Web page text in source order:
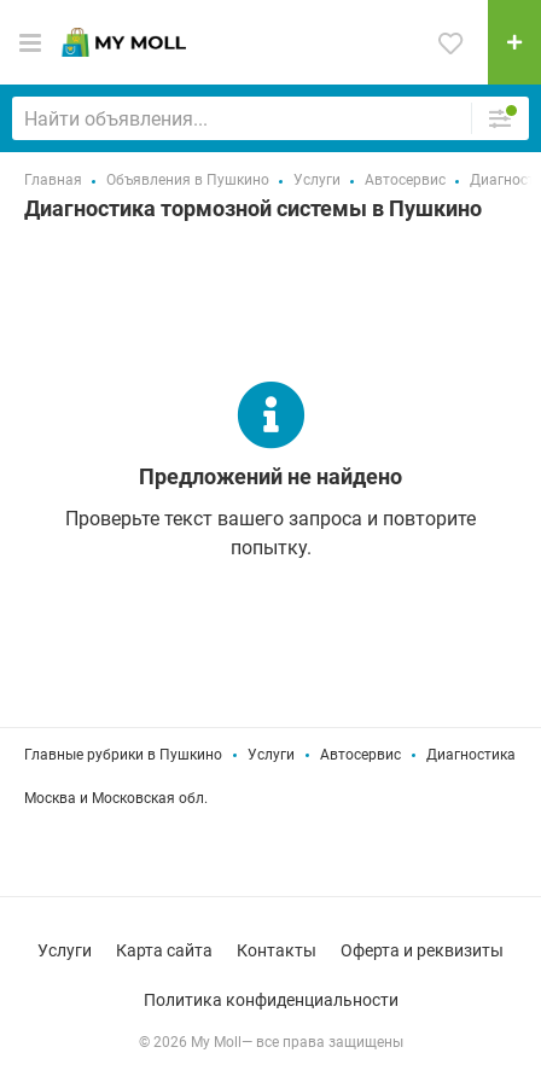
Главная Объявления в Пушкино Услуги Автосервис
Диагностика тормозной системы в Пушкино
Предложений не найдено
Проверьте текст вашего запроса и повторите
попытку.
Главные рубрики в Пушкино Услуги Автосервис Диагностика
Москва и Московская обл.
© 2026 My Moll— все права защищены
Услуги Карта сайта Контакты Оферта и реквизиты
Политика конфиденциальности